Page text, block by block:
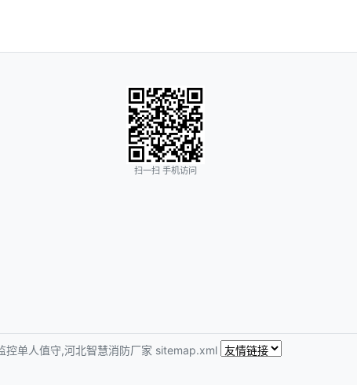
扫一扫 手机访问
控单人值守,河北智慧消防厂家 sitemap.xml